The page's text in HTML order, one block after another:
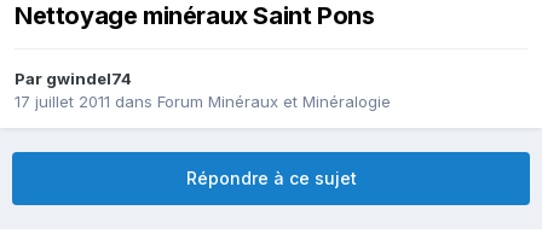
Nettoyage minéraux Saint Pons
Par gwindel74
17 juillet 2011 dans Forum Minéraux et Minéralogie
Répondre à ce sujet